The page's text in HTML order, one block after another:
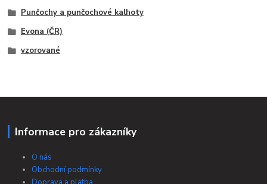
Punčochy a punčochové kalhoty
Evona (ČR)
vzorované
Informace pro zákazníky
O nás
Obchodní podmínky